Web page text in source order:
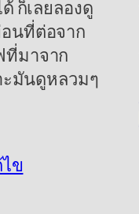
ก็เลยลองดู
นที่ต่อจาก
ที่มาจาก
ะมันดูหลวมๆ
ข